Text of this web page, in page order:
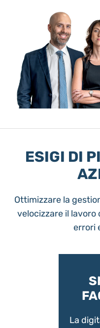
ESIGI DI
Ottimizzare la
velocizzare il
errori
La